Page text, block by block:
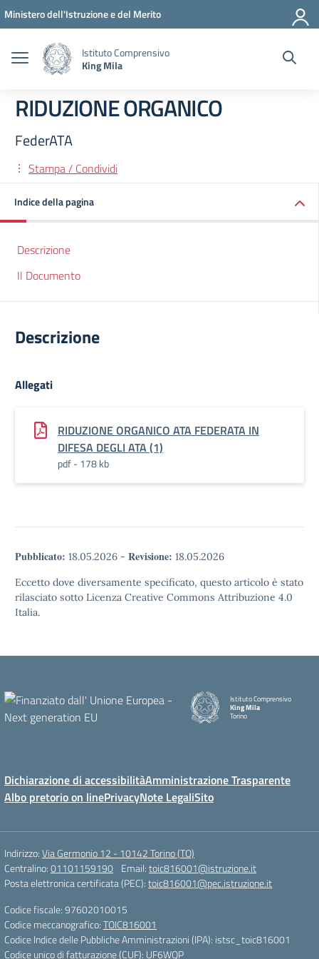
Vai ai contenuti
Vai al menu di navigazione
Vai al footer
Ministero dell'Istruzione e del Merito
Istituto Comprensivo
King Mila
RIDUZIONE ORGANICO
FederATA
Stampa / Condividi
Indice della pagina
Descrizione
Il Documento
Descrizione
Allegati
RIDUZIONE ORGANICO ATA FEDERATA IN
DIFESA DEGLI ATA (1)
pdf - 178 kb
Pubblicato: 18.05.2026 - Revisione: 18.05.2026
Eccetto dove diversamente specificato, questo articolo è stato
rilasciato sotto Licenza Creative Commons Attribuzione 4.0
Italia.
Istituto Comprensivo
King Mila
Torino
Dichiarazione di accessibilitàAmministrazione Trasparente
Albo pretorio on linePrivacyNote LegaliSito
Indirizzo:Via Germonio 12 - 10142 Torino (TO)
Centralino:01101159190 Email:toic816001@istruzione.it
Posta elettronica certificata (PEC):toic816001@pec.istruzione.it
Codice fiscale: 97602010015
Codice meccanografico:TOIC816001
Codice Indice delle Pubbliche Amministrazioni (IPA): istsc_toic816001
Codice unico di fatturazione (CUF): UF6WQP